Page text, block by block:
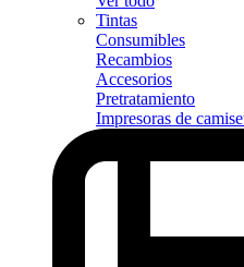
Tintas
Consumibles
Recambios
Accesorios
Pretratamiento
Impresoras de